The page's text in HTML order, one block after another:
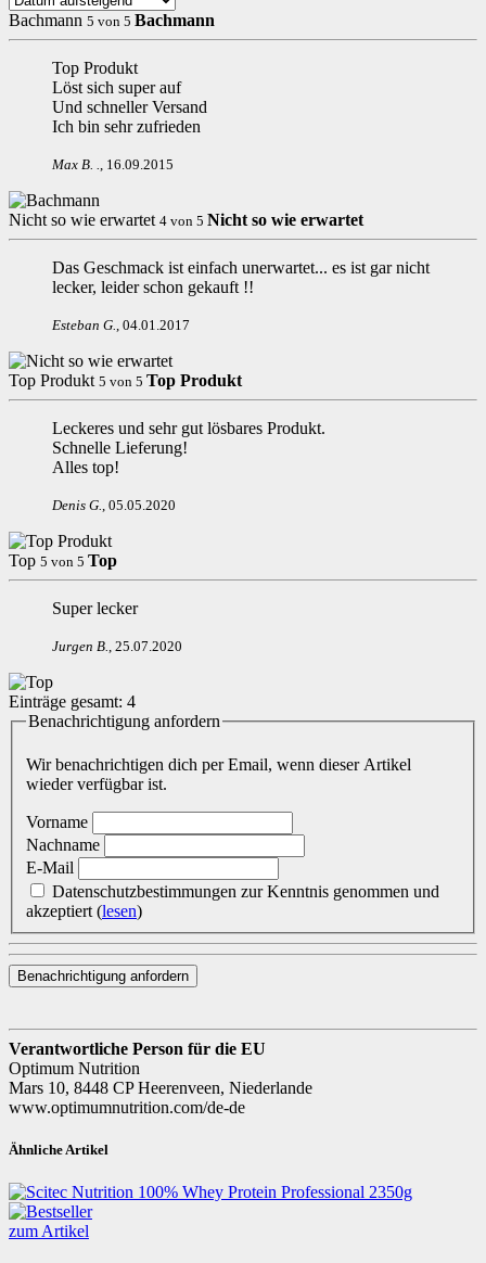
Bachmann 5 von 5 Bachmann
Top Produkt
Löst sich super auf
Und schneller Versand
Ich bin sehr zufrieden
Max B. ., 16.09.2015
Nicht so wie erwartet 4 von 5 Nicht so wie erwartet
Das Geschmack ist einfach unerwartet... es ist gar nicht
lecker, leider schon gekauft !!
Esteban G., 04.01.2017
Top Produkt 5 von 5 Top Produkt
Leckeres und sehr gut lösbares Produkt.
Schnelle Lieferung!
Alles top!
Denis G., 05.05.2020
Top 5 von 5 Top
Super lecker
Jurgen B., 25.07.2020
Einträge gesamt: 4
Benachrichtigung anfordern
Wir benachrichtigen dich per Email, wenn dieser Artikel
wieder verfügbar ist.
Vorname
Nachname
E-Mail
akzeptiert (lesen)
Benachrichtigung anfordern
Verantwortliche Person für die EU
Optimum Nutrition
Mars 10, 8448 CP Heerenveen, Niederlande
www.optimumnutrition.com/de-de
Ähnliche Artikel
zum Artikel